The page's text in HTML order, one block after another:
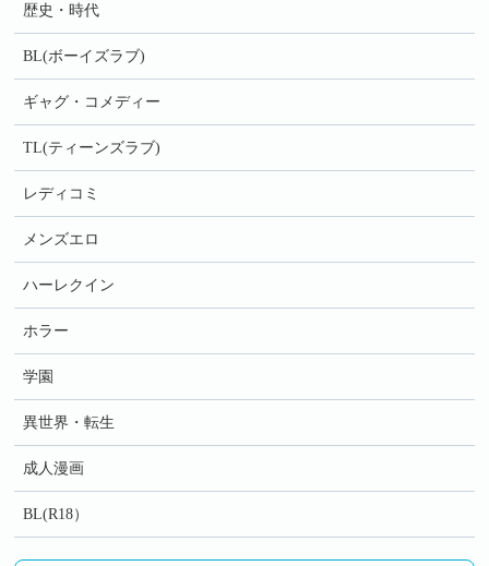
歴史・時代
BL(ボーイズラブ)
ギャグ・コメディー
TL(ティーンズラブ)
レディコミ
メンズエロ
ハーレクイン
ホラー
学園
異世界・転生
成人漫画
BL(R18）